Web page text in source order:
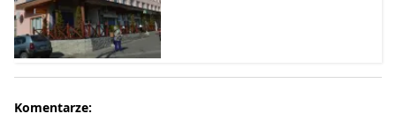
Komentarze: